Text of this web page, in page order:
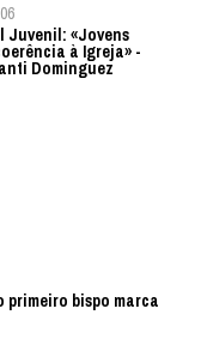
Juvenil: «Jovens
à Igreja» -
Dominguez
bispo marca